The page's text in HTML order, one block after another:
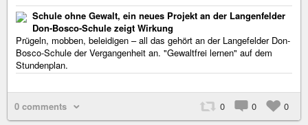
Schule ohne Gewalt, ein neues Projekt an der Langenfelder
Don-Bosco-Schule zeigt Wirkung
Prügeln, mobben, beleidigen – all das gehört an der Langefelder Don-
Bosco-Schule der Vergangenheit an. "Gewaltfrei lernen" auf dem
Stundenplan.
0 comments 0 0 0